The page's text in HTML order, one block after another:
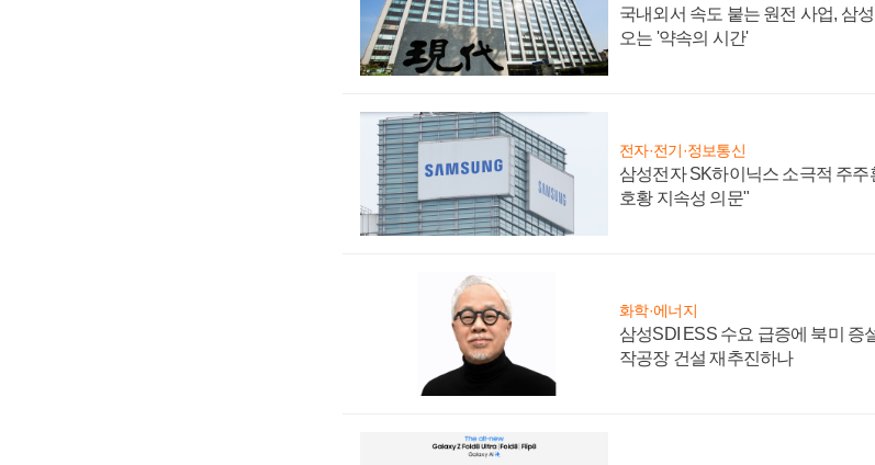
국내외서 속도 붙는 원전 사업, 삼
오는 '약속의 시간'
전자·전기·정보통신
삼성전자 SK하이닉스 소극적 주주
호황 지속성 의문"
화학·에너지
삼성SDI ESS 수요 급증에 북미 증
작공장 건설 재추진하나